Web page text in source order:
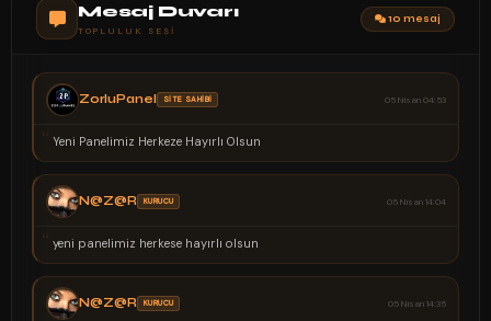
Mesaj Duvarı
TOPLULUK SESI
10 mesaj
ZorluPanel SİTE SAHİBİ 05 Nisan 04:53
Yeni Panelimiz Herkeze Hayırlı Olsun
N@Z@R KURUCU 05 Nisan 14:04
yeni panelimiz herkese hayırlı olsun
N@Z@R KURUCU 05 Nisan 14:35